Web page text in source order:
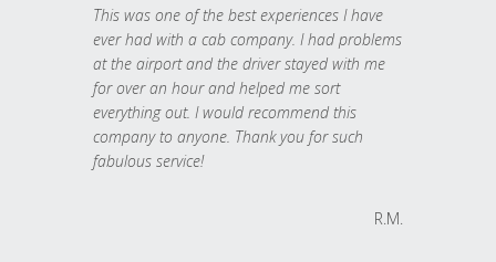
This was one of the best experiences I have
ever had with a cab company. I had problems
at the airport and the driver stayed with me
for over an hour and helped me sort
everything out. I would recommend this
company to anyone. Thank you for such
fabulous service!
R.M.